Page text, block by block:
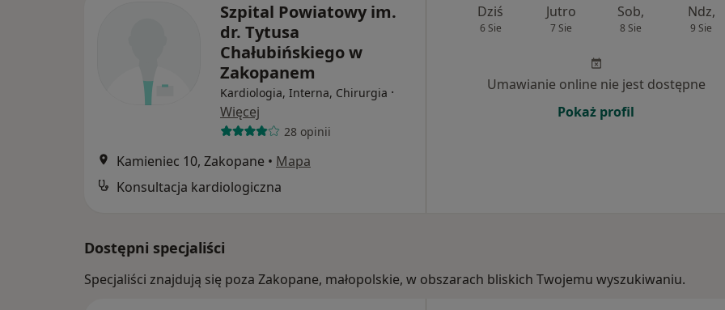
Szpital Powiatowy im.
dr. Tytusa
Chałubińskiego w
Zakopanem
Kardiologia, Interna, Chirurgia ·
Więcej
28 opinii
Kamieniec 10, Zakopane • Mapa
Konsultacja kardiologiczna
Dziś
6 Sie
Jutro
7 Sie
Sob,
8 Sie
Ndz,
9 Sie
Umawianie online nie jest dostępne
Pokaż profil
Dostępni specjaliści
Specjaliści znajdują się poza Zakopane, małopolskie, w obszarach bliskich Twojemu wyszukiwaniu.